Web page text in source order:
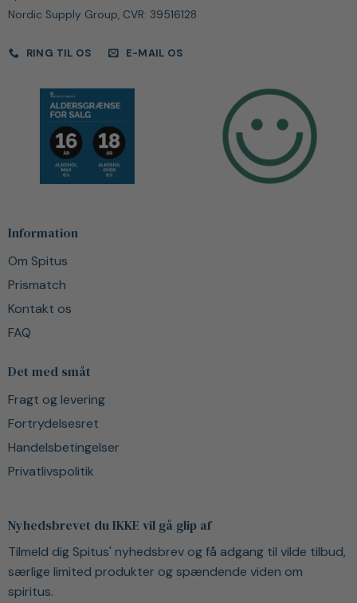
Nordic Supply Group, CVR: 39516128
RING TIL OS E-MAIL OS
Information
Om Spitus
Prismatch
Kontakt os
FAQ
Det med småt
Fragt og levering
Fortrydelsesret
Handelsbetingelser
Privatlivspolitik
Nyhedsbrevet du IKKE vil gå glip af
Tilmeld dig Spitus' nyhedsbrev og få adgang til vilde tilbud,
særlige limited produkter og spændende viden om
spiritus.